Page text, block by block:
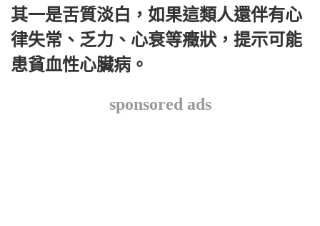
其一是舌質淡白，如果這類人還伴有心
律失常、乏力、心衰等癥狀，提示可能
患貧血性心臟病。
sponsored ads